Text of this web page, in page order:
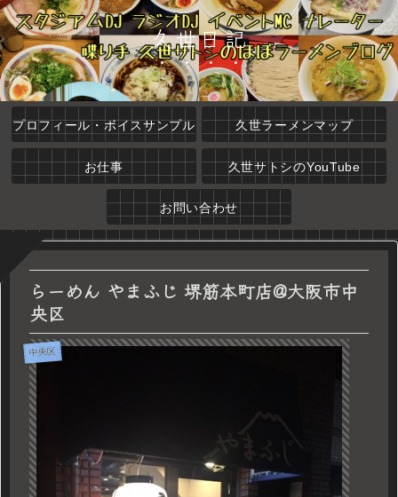
久世日記
プロフィール・ボイスサンプル 久世ラーメンマップ
お仕事 久世サトシのYouTube
お問い合わせ
らーめん やまふじ 堺筋本町店@大阪市中
央区
中央区